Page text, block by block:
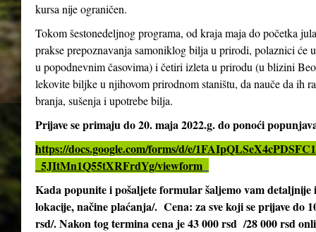
kursa nije ograničen.
Tokom šestonedeljnog programa, od kraja maja do početka
prakse prepoznavanja samoniklog bilja u prirodi, polaznici će
u popodnevnim časovima) i četiri izleta u prirodu (u blizini
lekovite biljke u njihovom prirodnom staništu, da nauče da ih
branja, sušenja i upotrebe bilja.
Prijave se primaju do 20. maja 2022.g. do ponoći
https://docs.google.com/forms/d/e/
_5JItMn1Q55tXRFrdYg/viewform
Kada popunite i pošaljete formular šaljemo vam
lokacije, načine plaćanja/. Cena: za sve koji se prijave do
rsd/. Nakon tog termina cena je 43 000 rsd /28 000 rsd